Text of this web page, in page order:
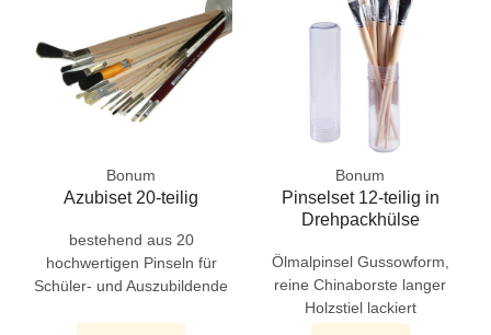
Bonum
Azubiset 20-teilig
bestehend aus 20
hochwertigen Pinseln für
Schüler- und Auszubildende
Bonum
Pinselset 12-teilig in
Drehpackhülse
Ölmalpinsel Gussowform,
reine Chinaborste langer
Holzstiel lackiert